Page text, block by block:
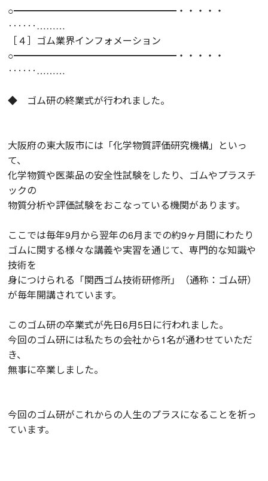
○━━━━━━━━━━━━━━━━━・・・・・
‥‥‥………
［４］ゴム業界インフォメーション
○━━━━━━━━━━━━━━━━━・・・・・
‥‥‥………
◆ ゴム研の終業式が行われました。
大阪府の東大阪市には「化学物質評価研究機構」といっ
て、
化学物質や医薬品の安全性試験をしたり、ゴムやプラスチ
ックの
物質分析や評価試験をおこなっている機関があります。
ここでは毎年9月から翌年の6月までの約9ヶ月間にわたり
ゴムに関する様々な講義や実習を通じて、専門的な知識や
技術を
身につけられる「関西ゴム技術研修所」（通称：ゴム研）
が毎年開講されています。
このゴム研の卒業式が先日6月5日に行われました。
今回のゴム研には私たちの会社から1名が通わせていただ
き、
無事に卒業しました。
今回のゴム研がこれからの人生のプラスになることを祈っ
ています。